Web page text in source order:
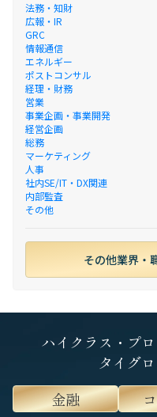
法務・知財
広報・IR
GRC
情報通信
エネルギー
ポストコンサル
経理・財務
営業
事業企画・事業開発
経営企画
総務
マーケティング
人事
社内SE/IT・DX関連
内部監査
その他
その他業界・
ハイクラス・プ
タイグ
金融